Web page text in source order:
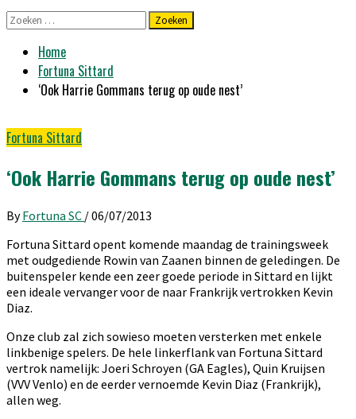
Zoeken
naar:
Home
Fortuna Sittard
‘Ook Harrie Gommans terug op oude nest’
Fortuna Sittard
‘Ook Harrie Gommans terug op oude nest’
By Fortuna SC /06/07/2013
Fortuna Sittard opent komende maandag de trainingsweek
met oudgediende Rowin van Zaanen binnen de geledingen. De
buitenspeler kende een zeer goede periode in Sittard en lijkt
een ideale vervanger voor de naar Frankrijk vertrokken Kevin
Diaz.
Onze club zal zich sowieso moeten versterken met enkele
linkbenige spelers. De hele linkerflank van Fortuna Sittard
vertrok namelijk: Joeri Schroyen (GA Eagles), Quin Kruijsen
(VVV Venlo) en de eerder vernoemde Kevin Diaz (Frankrijk),
allen weg.